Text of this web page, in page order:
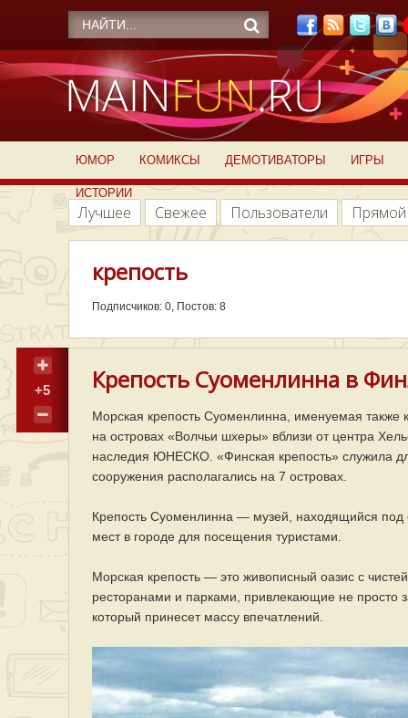
ЮМОР КОМИКСЫ ДЕМОТИВАТОРЫ ИГРЫ
ИСТОРИИ
Лучшее Свежее Пользователи
крепость
Подписчиков: 0, Постов: 8
+5 Крепость Суоменлинна в
Морская крепость Суоменлинна, именуемая также
на островах «Волчьи шхеры» вблизи от центра
наследия ЮНЕСКО. «Финская крепость» служила
сооружения располагались на 7 островах.
Крепость Суоменлинна — музей, находящийся
мест в городе для посещения туристами.
Морская крепость — это живописный оазис с
ресторанами и парками, привлекающие не просто
который принесет массу впечатлений.